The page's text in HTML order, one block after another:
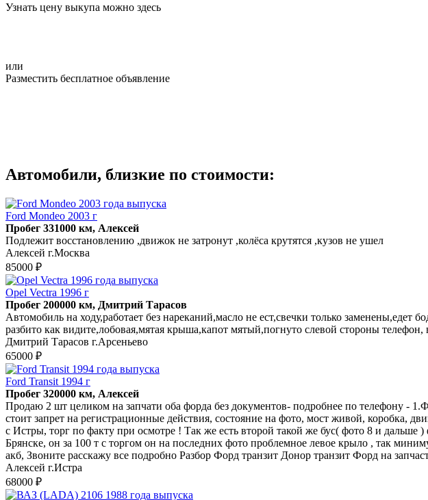
Узнать цену выкупа можно здесь
или
Разместить бесплатное объявление
Автомобили, близкие по стоимости:
Ford Mondeo 2003 г
Пробег 331000 км, Алексей
Подлежит восстановлению ,движок не затронут ,колёса крутятся ,кузов не ушел
Алексей г.Москва
85000 ₽
Opel Vectra 1996 г
Пробег 200000 км, Дмитрий Тарасов
Автомобиль на ходу,работает без нареканий,масло не ест,свечки только заменены,едет
разбито как видите,лобовая,мятая крыша,капот мятый,погнуто слевой стороны
Дмитрий Тарасов г.Арсеньево
65000 ₽
Ford Transit 1994 г
Пробег 320000 км, Алексей
Продаю 2 шт целиком на запчати оба форда без документов- подробнее по телефону -
стоит запрет на регистрационные действия, состояние на фото, мост живой, коробка,
с Истры, торг по факту при осмотре ! Так же есть второй такой же бус( фото 8 и
Брянске, он за 100 т с торгом он на последних фото проблемное левое крыло , так
акб, Звоните расскажу все подробно Разбор Форд транзит Донор транзит Форд на
Алексей г.Истра
68000 ₽